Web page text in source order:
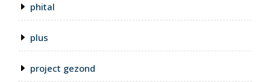
phital
plus
project gezond